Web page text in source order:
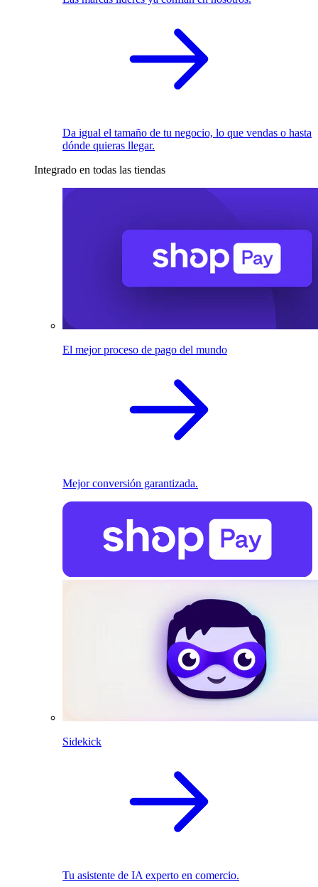
Da igual el tamaño de tu negocio, lo que vendas o hasta
dónde quieras llegar.
Integrado en todas las tiendas
El mejor proceso de pago del mundo
Mejor conversión garantizada.
Sidekick
Tu asistente de IA experto en comercio.